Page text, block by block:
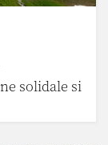
solidale si